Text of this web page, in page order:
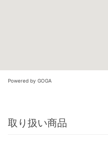
Powered by GOGA
取り扱い商品